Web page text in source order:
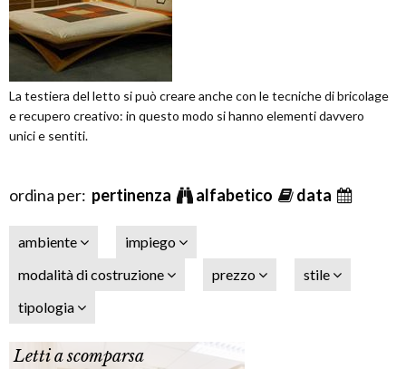
La testiera del letto si può creare anche con le tecniche di bricolage
e recupero creativo: in questo modo si hanno elementi davvero
unici e sentiti.
ordina per: pertinenza alfabetico data
ambiente
impiego
modalità di costruzione
prezzo
stile
tipologia
Letti a scomparsa